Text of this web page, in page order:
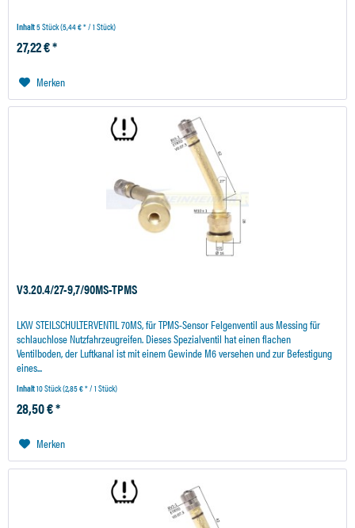
Inhalt5 Stück(5,44 € * / 1 Stück)
27,22 € *
Merken
V3.20.4/27-9,7/90MS-TPMS
LKW STEILSCHULTERVENTIL 70MS, für TPMS-Sensor Felgenventil aus Messing für
schlauchlose Nutzfahrzeugreifen. Dieses Spezialventil hat einen flachen
Ventilboden, der Luftkanal ist mit einem Gewinde M6 versehen und zur Befestigung
eines...
Inhalt10 Stück(2,85 € * / 1 Stück)
28,50 € *
Merken